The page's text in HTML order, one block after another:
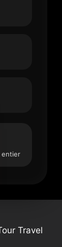
entier
Travel